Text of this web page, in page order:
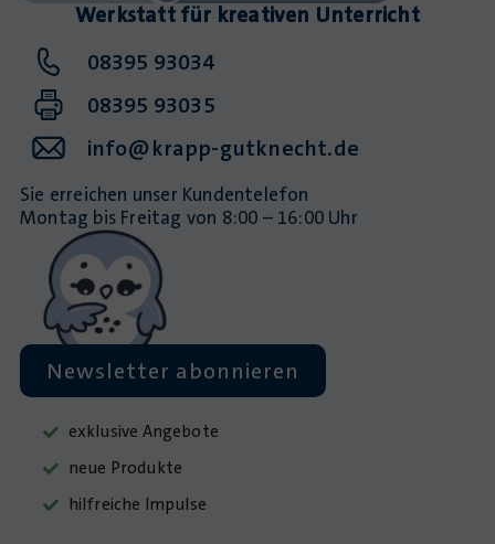
Werkstatt für kreativen Unterricht
08395 93034
08395 93035
info@krapp-gutknecht.de
Sie erreichen unser Kundentelefon
Montag bis Freitag von 8:00 – 16:00 Uhr
Newsletter abonnieren
exklusive Angebote
neue Produkte
hilfreiche Impulse